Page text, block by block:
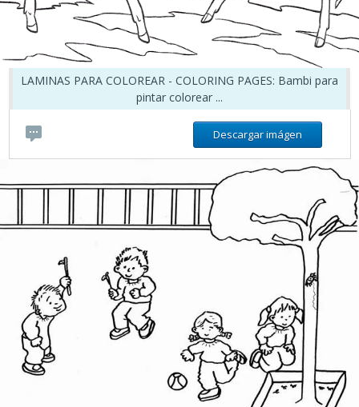
LAMINAS PARA COLOREAR - COLORING PAGES: Bambi para
pintar colorear ...
Descargar imágen